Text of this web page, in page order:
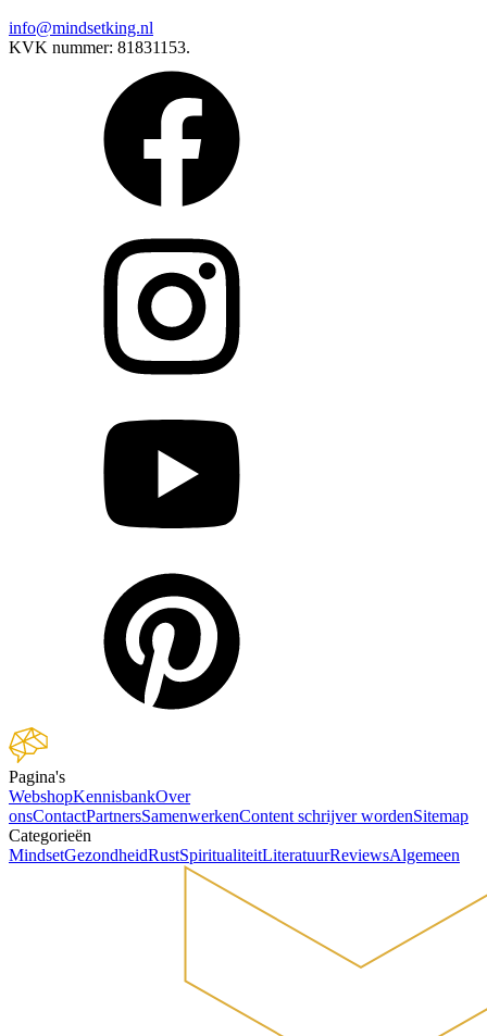
info@mindsetking.nl
KVK nummer: 81831153.
Pagina's
WebshopKennisbankOver
onsContactPartnersSamenwerkenContent schrijver wordenSitemap
Categorieën
MindsetGezondheidRustSpiritualiteitLiteratuurReviewsAlgemeen